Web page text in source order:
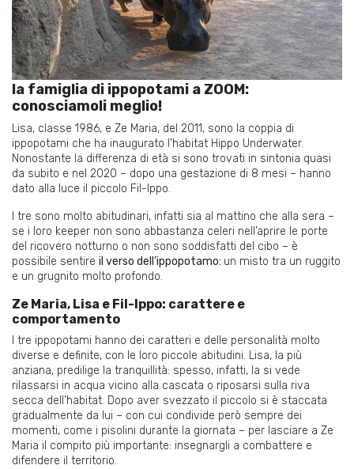
la famiglia di ippopotami a ZOOM:
conosciamoli meglio!
Lisa, classe 1986, e Ze Maria, del 2011, sono la coppia di
ippopotami che ha inaugurato l’habitat Hippo Underwater.
Nonostante la differenza di età si sono trovati in sintonia quasi
da subito e nel 2020 – dopo una gestazione di 8 mesi – hanno
dato alla luce il piccolo Fil-Ippo.
I tre sono molto abitudinari, infatti sia al mattino che alla sera –
se i loro keeper non sono abbastanza celeri nell’aprire le porte
del ricovero notturno o non sono soddisfatti del cibo – è
possibile sentire il verso dell’ippopotamo: un misto tra un ruggito
e un grugnito molto profondo.
Ze Maria, Lisa e Fil-Ippo: carattere e
comportamento
I tre ippopotami hanno dei caratteri e delle personalità molto
diverse e definite, con le loro piccole abitudini. Lisa, la più
anziana, predilige la tranquillità: spesso, infatti, la si vede
rilassarsi in acqua vicino alla cascata o riposarsi sulla riva
secca dell’habitat. Dopo aver svezzato il piccolo si è staccata
gradualmente da lui – con cui condivide però sempre dei
momenti, come i pisolini durante la giornata – per lasciare a Ze
Maria il compito più importante: insegnargli a combattere e
difendere il territorio.